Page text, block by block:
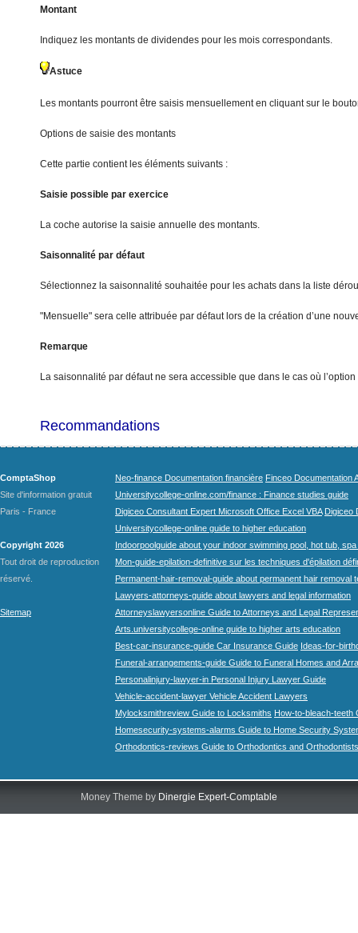
Montant
Indiquez les montants de dividendes pour les mois correspondants.
Astuce
Les montants pourront être saisis mensuellement en cliquant sur le
Options de saisie des montants
Cette partie contient les éléments suivants :
Saisie possible par exercice
La coche autorise la saisie annuelle des montants.
Saisonnalité par défaut
Sélectionnez la saisonnalité souhaitée pour les achats dans la liste
"Mensuelle" sera celle attribuée par défaut lors de la création d’une
Remarque
La saisonnalité par défaut ne sera accessible que dans le cas où
Recommandations
ComptaShop
Site d'information gratuit
Paris - France
Copyright 2026
Tout droit de reproduction
réservé.
Sitemap
Neo-finance Documentation financière Finceo Documentation
Universitycollege-online.com/finance : Finance studies guide
Digiceo Consultant Expert Microsoft Office Excel VBA Digiceo
Universitycollege-online guide to higher education
Indoorpoolguide about your indoor swimming pool, hot tub,
Mon-guide-epilation-definitive sur les techniques d'épilation
Permanent-hair-removal-guide about permanent hair removal
Lawyers-attorneys-guide about lawyers and legal information
Attorneyslawyersonline Guide to Attorneys and Legal
Arts.universitycollege-online guide to higher arts education
Best-car-insurance-guide Car Insurance Guide Ideas-for-
Funeral-arrangements-guide Guide to Funeral Homes and
Personalinjury-lawyer-in Personal Injury Lawyer Guide
Vehicle-accident-lawyer Vehicle Accident Lawyers
Mylocksmithreview Guide to Locksmiths How-to-bleach-teeth
Homesecurity-systems-alarms Guide to Home Security
Orthodontics-reviews Guide to Orthodontics and Orthodontists
Money Theme by Dinergie Expert-Comptable